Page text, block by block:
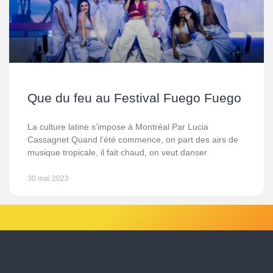
Que du feu au Festival Fuego Fuego
La culture latine s’impose à Montréal Par Lucia
Cassagnet Quand l’été commence, on part des airs de
musique tropicale, il fait chaud, on veut danser
30 mai 2023